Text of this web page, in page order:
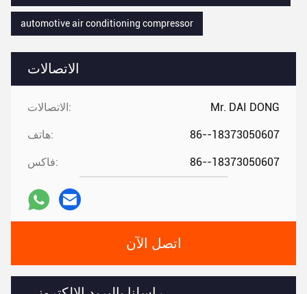
الاتصالات
الاتصالات: Mr. DAI DONG
هاتف: 86--18373050607
فاكس: 86--18373050607
اتصل الآن
automotive air conditioning compressor